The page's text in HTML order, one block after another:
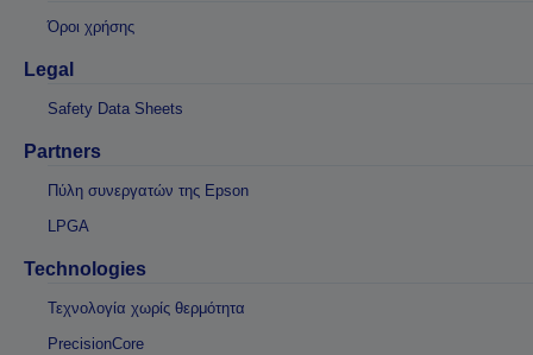
Όροι χρήσης
Legal
Safety Data Sheets
Partners
Πύλη συνεργατών της Epson
LPGA
Technologies
Τεχνολογία χωρίς θερμότητα
PrecisionCore